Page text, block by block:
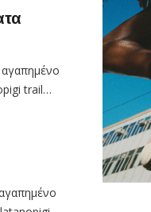
αγαπημένο
trail…